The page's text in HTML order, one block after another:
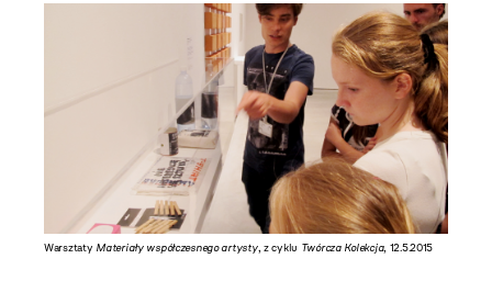
Warsztaty Materiały współczesnego artysty, z cyklu Twórcza Kolekcja, 12.5.2015